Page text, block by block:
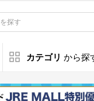
カテゴリ から探